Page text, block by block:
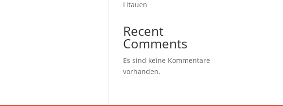
Litauen
Recent
Comments
Es sind keine Kommentare
vorhanden.